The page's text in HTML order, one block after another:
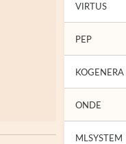
VIRTUS
PEP
KOGENERA
ONDE
MLSYSTEM